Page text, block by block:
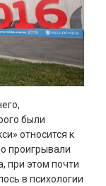
были
относится к
проигрывали
при этом почти
в психологии